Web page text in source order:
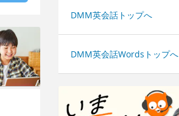
DMM英会話トップへ
DMM英会話Wordsトップへ